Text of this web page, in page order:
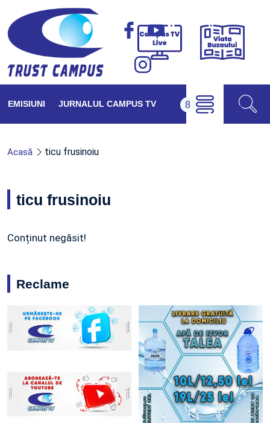
Campus
Viața
EMISIUNI JURNALUL CAMPUS TV
Acasă ticu frusinoiu
ticu frusinoiu
Conținut negăsit!
Reclame